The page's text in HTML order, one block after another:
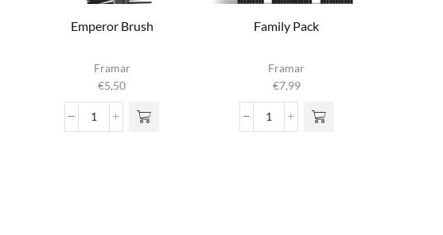
Emperor Brush
Framar
€5,50
Emperor
Family Pack
Framar
€7,99
Family